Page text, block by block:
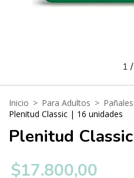
1/
Inicio > Para Adultos >
Plenitud Classic | 16 unidades
Plenitud
$17.800,00